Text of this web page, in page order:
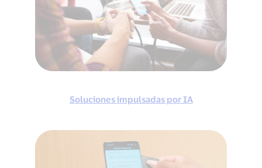
Soluciones impulsadas por IA